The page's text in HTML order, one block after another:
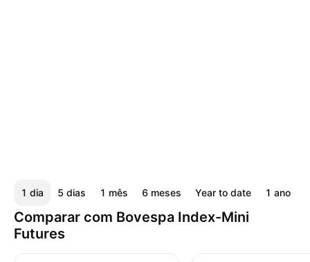
1 dia 5 dias 1 mês 6 meses Year to date 1 ano
Comparar com Bovespa Index-Mini
Futures